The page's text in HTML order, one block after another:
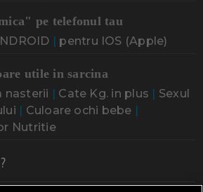
pe telefonul tau
| pentru IOS (Apple)
utile in sarcina
nasterii | Cate Kg. in plus | Sexul
| Culoare ochi bebe |
Nutritie